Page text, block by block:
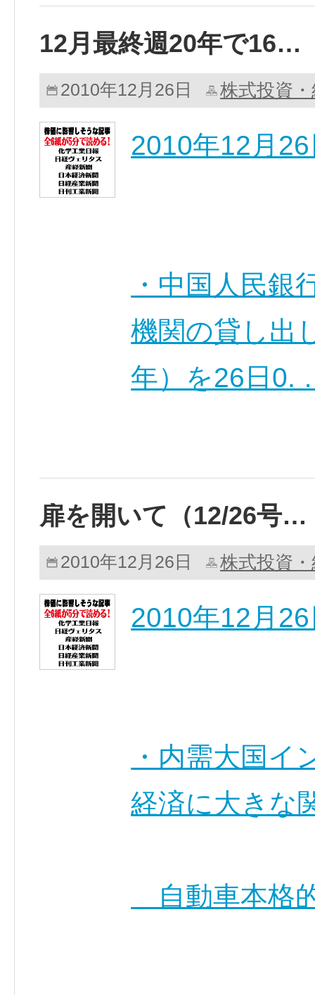
12月最終週20年で16…
2010年12月26日 株式投資
2010年12月
・中国人民銀
機関の貸し出
年）を26日
扉を開いて（12/26号…
2010年12月26日 株式投資
2010年12月
・内需大国イ
経済に大きな
自動車本格